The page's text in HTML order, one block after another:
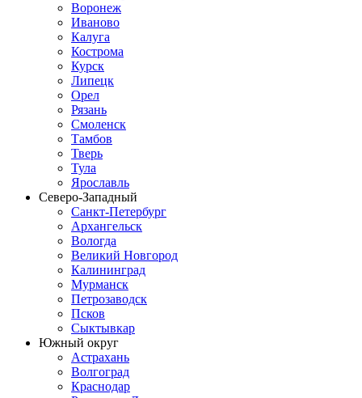
Воронеж
Иваново
Калуга
Кострома
Курск
Липецк
Орел
Рязань
Смоленск
Тамбов
Тверь
Тула
Ярославль
Северо-Западный
Санкт-Петербург
Архангельск
Вологда
Великий Новгород
Калининград
Мурманск
Петрозаводск
Псков
Сыктывкар
Южный округ
Астрахань
Волгоград
Краснодар